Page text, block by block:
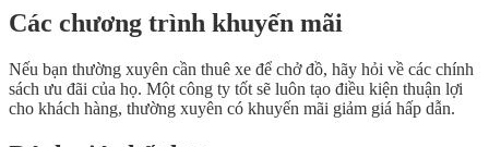
Các chương trình khuyến mãi
Nếu bạn thường xuyên cần thuê xe để chở đồ, hãy hỏi về các chính
sách ưu đãi của họ. Một công ty tốt sẽ luôn tạo điều kiện thuận lợi
cho khách hàng, thường xuyên có khuyến mãi giảm giá hấp dẫn.